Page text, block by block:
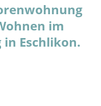
im
Eschlikon.